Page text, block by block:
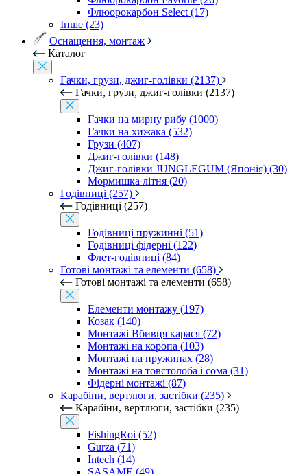
Флюорокарбон Select (17)
Інше (23)
Оснащення, монтаж
Каталог
Гачки, грузи, джиг-голівки (2137)
Гачки, грузи, джиг-голівки (2137)
Гачки на мирну рибу (1000)
Гачки на хижака (532)
Грузи (407)
Джиг-голівки (148)
Джиг-голівки JUNGLEGUM (Японія) (30)
Мормишка літня (20)
Годівниці (257)
Годівниці (257)
Годівниці пружинні (51)
Годівниці фідерні (122)
Флет-годівниці (84)
Готові монтажі та елементи (658)
Готові монтажі та елементи (658)
Елементи монтажу (197)
Козак (140)
Монтажі Вбивця карася (72)
Монтажі на коропа (103)
Монтажі на пружинах (28)
Монтажі на товстолоба і сома (31)
Фідерні монтажі (87)
Карабіни, вертлюги, застібки (235)
Карабіни, вертлюги, застібки (235)
FishingRoi (52)
Gurza (71)
Intech (14)
SASAME (49)